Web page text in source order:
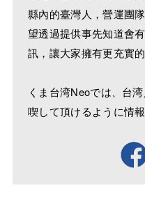
縣內的臺灣人，營運團
望透過提供事先知道會
訊，讓大家擁有更充實的
くま台湾Neoでは、台
喫して頂けるように情